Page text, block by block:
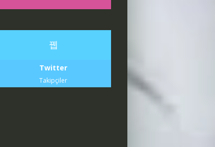
Twitter
Takipçiler